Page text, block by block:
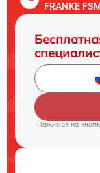
FRANKE
Нажимая на